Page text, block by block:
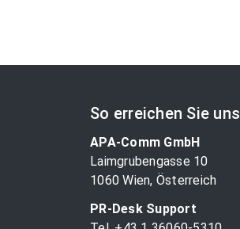
So erreichen Sie uns
APA-Comm GmbH
Laimgrubengasse 10
1060 Wien, Österreich
PR-Desk Support